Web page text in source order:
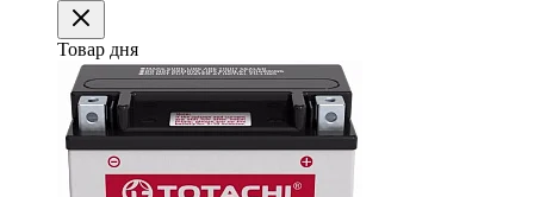
Товар дня